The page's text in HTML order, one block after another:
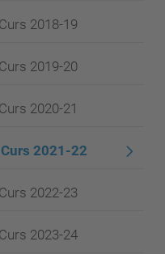
2018-19
2019-20
2020-21
2021-22
2022-23
2023-24